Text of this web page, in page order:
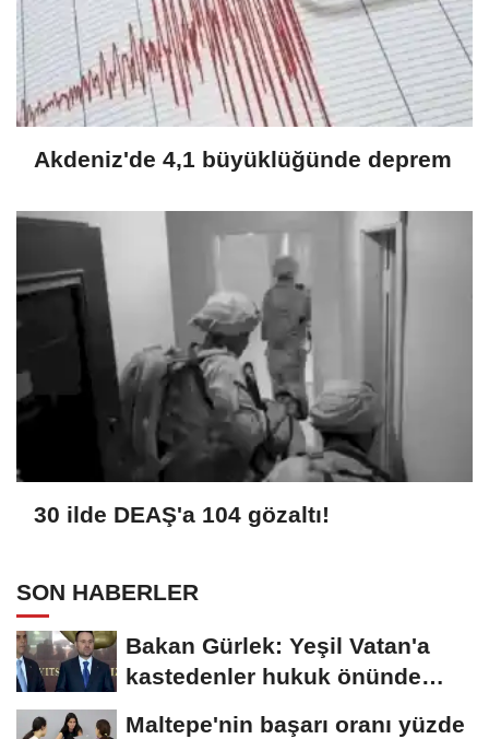
Akdeniz'de 4,1 büyüklüğünde deprem
30 ilde DEAŞ'a 104 gözaltı!
SON HABERLER
Bakan Gürlek: Yeşil Vatan'a
kastedenler hukuk önünde
Maltepe'nin başarı oranı yüzde